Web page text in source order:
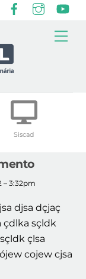
Siscad
– 3:32pm
djsa dçjaç
çdlka sçldk
çlsa
cojew cjsa